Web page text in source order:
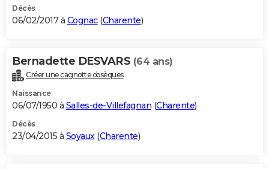
Décès
06/02/2017 à Cognac(Charente)
Bernadette DESVARS (64 ans)
Créer une cagnotte obsèques
Naissance
06/07/1950 à Salles-de-Villefagnan (Charente)
Décès
23/04/2015 à Soyaux (Charente)